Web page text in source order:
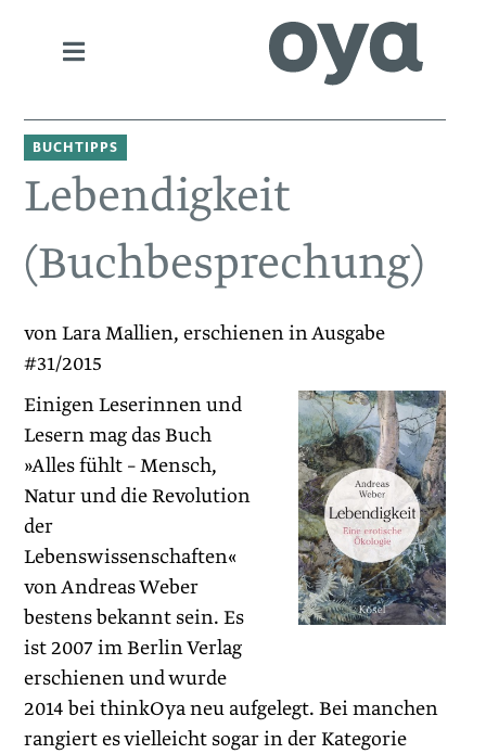
BUCHTIPPS
Lebendigkeit
(Buchbesprechung)
von Lara Mallien, erschienen in Ausgabe
#31/2015
Einigen Leserinnen und
Lesern mag das Buch
»Alles fühlt – Mensch,
Natur und die Revolution
der
Lebenswissenschaften«
von Andreas Weber
bestens bekannt sein. Es
ist 2007 im Berlin Verlag
erschienen und wurde
2014 bei thinkOya neu aufgelegt. Bei manchen
rangiert es vielleicht sogar in der Kategorie